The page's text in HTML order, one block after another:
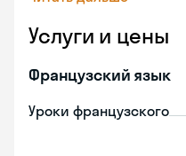
Услуги и цены
Французский язык
Уроки французского